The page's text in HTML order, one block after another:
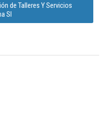
de Talleres Y Servicios
Sl